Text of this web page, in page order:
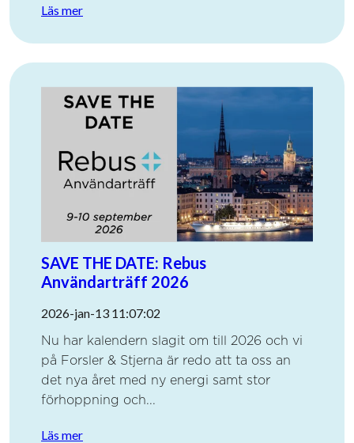
Läs mer
SAVE THE DATE: Rebus
Användarträff 2026
2026-jan-13 11:07:02
Nu har kalendern slagit om till 2026 och vi
på Forsler & Stjerna är redo att ta oss an
det nya året med ny energi samt stor
förhoppning och...
Läs mer